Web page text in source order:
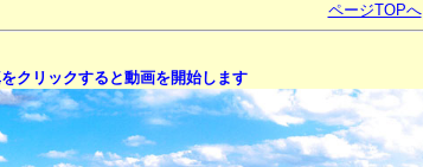
ページTOPへ
クリックすると動画を開始します